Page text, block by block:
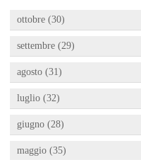
ottobre (30)
settembre (29)
agosto (31)
luglio (32)
giugno (28)
maggio (35)